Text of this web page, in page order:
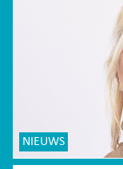
NIEUWS